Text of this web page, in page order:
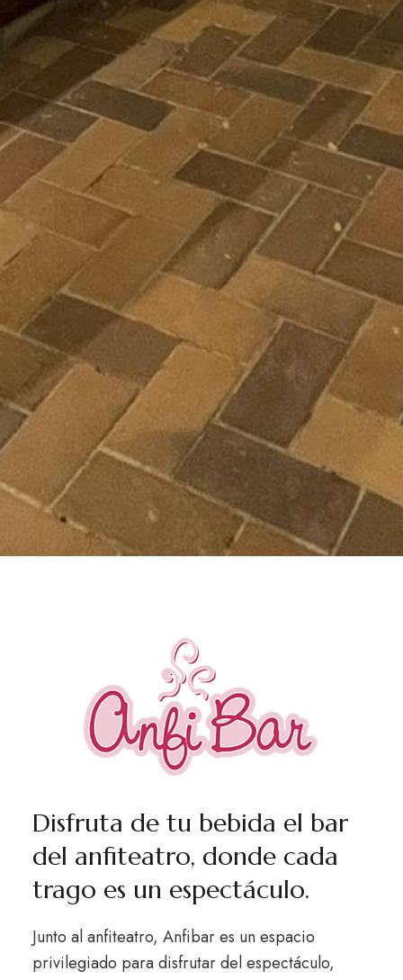
Disfruta de tu bebida el bar
del anfiteatro, donde cada
trago es un espectáculo.
Junto al anfiteatro, Anfibar es un espacio
privilegiado para disfrutar del espectáculo,